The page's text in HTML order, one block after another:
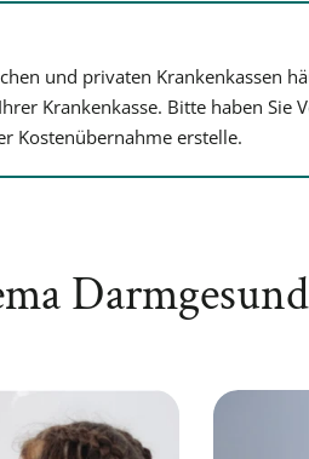
und privaten Krankenkassen
Krankenkasse. Bitte haben Sie
Kostenübernahme erstelle.